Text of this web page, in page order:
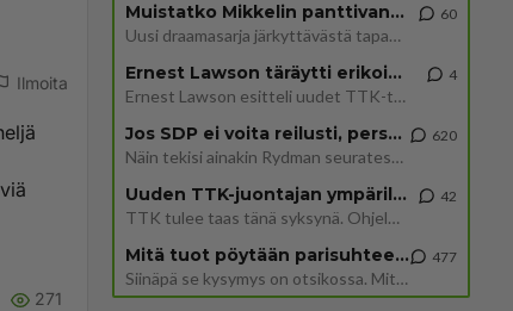
Ilmoita
271
Muistatko Mikkelin panttivankidraaman?
Uusi draamasarja järkyttävästä tapauksesta on tulossa. Tositapahtumiin perustuva sarja ammentaa vuoden 1986 Mikkelin pan
60
Ernest Lawson täräytti erikoisen heiton TTK-lehdistötilaisuudessa: " Onko tässä tarkoituksena...?"
Ernest Lawson esitteli uudet TTK-tähtioppilaat ja opettajat torstaina 6.8. lehdistölle. Tulevalla kaudella on yksi hausk
4
Jos SDP ei voita reilusti, persut kumoavat demokratian Suomesta
Näin tekisi ainakin Rydman seuratessaan idolinsa Trumpin mallia https://www.is.fi/politiikka/art-2000012187244.html
620
Uuden TTK-juontajan ympärillä epätietoisuus sakenee - Nyt MTV hämmentää soppaa
TTK tulee taas tänä syksynä. Ohjelman uudet tähtioppilaat julkistetaan torstaina 6. elokuuta klo 14 alkavassa lehdistö
42
Mitä tuot pöytään parisuhteessa?
Siinäpä se kysymys on otsikossa. Mitäpä siis tuot/toisit pöytään parisuhteessa? Oletko mies vai nainen? Koetko sen mitä
477